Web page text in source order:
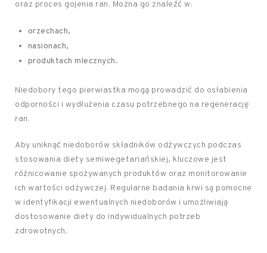
oraz proces gojenia ran. Można go znaleźć w:
orzechach,
nasionach,
produktach mlecznych.
Niedobory tego pierwiastka mogą prowadzić do osłabienia
odporności i wydłużenia czasu potrzebnego na regenerację
ran.
Aby uniknąć niedoborów składników odżywczych podczas
stosowania diety semiwegetariańskiej, kluczowe jest
różnicowanie spożywanych produktów oraz monitorowanie
ich wartości odżywczej. Regularne badania krwi są pomocne
w identyfikacji ewentualnych niedoborów i umożliwiają
dostosowanie diety do indywidualnych potrzeb
zdrowotnych.